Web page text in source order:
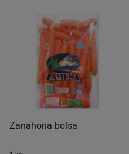
Zanahoria bolsa